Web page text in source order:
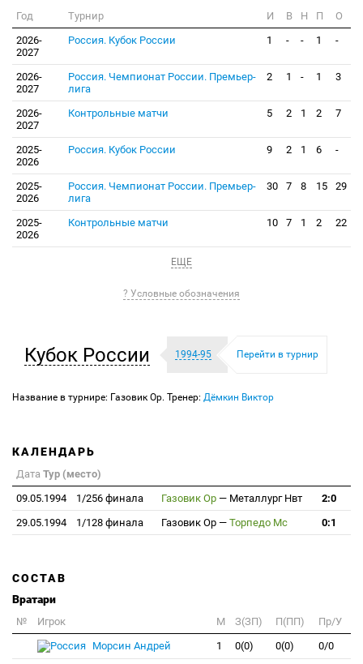
Год Турнир И В Н П
О
2026-
2027
Россия. Кубок России 1 - - 1 -
2026-
2027
Россия. Чемпионат России. Премьер-
лига
2 1 - 1 3
2026-
2027
Контрольные матчи 5 2 1 2 7
2025-
2026
Россия. Кубок России 9 2 1 6 -
2025-
2026
Россия. Чемпионат России. Премьер-
лига
30 7 8 15 29
2025-
2026
Контрольные матчи 10 7 1 2 22
ЕЩЕ
? Условные обозначения
Кубок России 1994-95 Перейти в турнир
Название в турнире: Газовик Ор. Тренер: Дёмкин Виктор
КАЛЕНДАРЬ
Дата Тур (место)
09.05.1994
1/256 финала Газовик Ор — Металлург Нвт
2:0
29.05.1994
1/128 финала Газовик Ор — Торпедо Мс 0:1
СОСТАВ
Вратари
№ Игрок M З(ЗП) П(ПП)
Пр/У
Морсин Андрей
1 0(0) 0(0) 0/0